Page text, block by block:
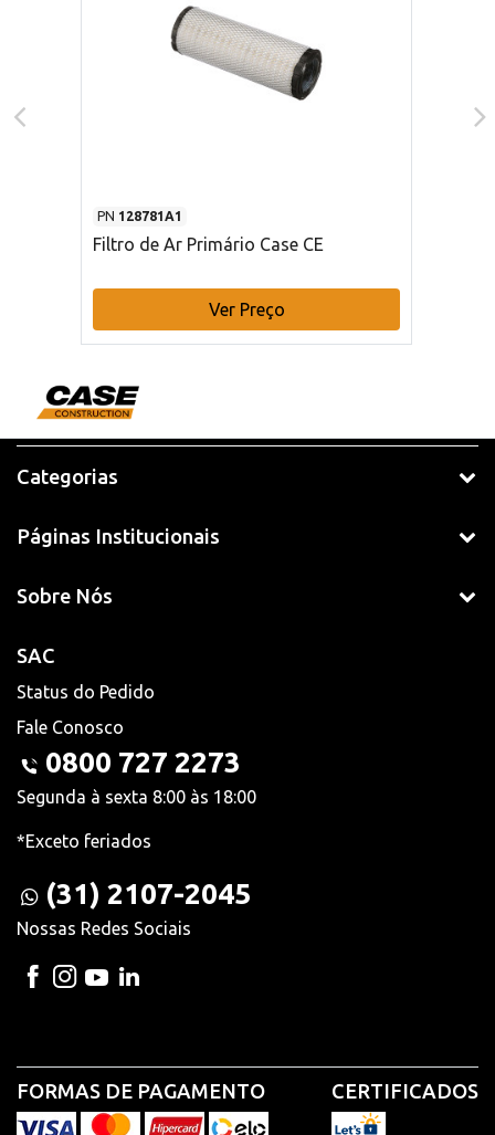
PN 128781A1
Filtro de Ar Primário Case CE
Ver Preço
Categorias
Páginas Institucionais
Sobre Nós
SAC
Status do Pedido
Fale Conosco
0800 727 2273
Segunda à sexta 8:00 às 18:00
*Exceto feriados
(31) 2107-2045
Nossas Redes Sociais
FORMAS DE PAGAMENTO CERTIFICADOS